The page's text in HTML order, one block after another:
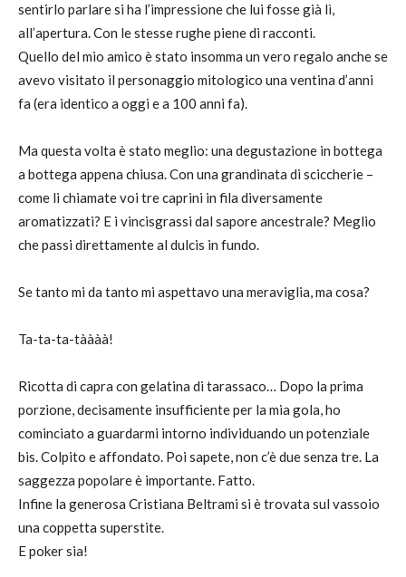
sentirlo parlare si ha l’impressione che lui fosse già lì,
all’apertura. Con le stesse rughe piene di racconti.
Quello del mio amico è stato insomma un vero regalo anche se
avevo visitato il personaggio mitologico una ventina d’anni
fa (era identico a oggi e a 100 anni fa).
Ma questa volta è stato meglio: una degustazione in bottega
a bottega appena chiusa. Con una grandinata di sciccherie –
come li chiamate voi tre caprini in fila diversamente
aromatizzati? E i vincisgrassi dal sapore ancestrale? Meglio
che passi direttamente al dulcis in fundo.
Se tanto mi da tanto mi aspettavo una meraviglia, ma cosa?
Ta-ta-ta-tàààà!
Ricotta di capra con gelatina di tarassaco… Dopo la prima
porzione, decisamente insufficiente per la mia gola, ho
cominciato a guardarmi intorno individuando un potenziale
bis. Colpito e affondato. Poi sapete, non c’è due senza tre. La
saggezza popolare è importante. Fatto.
Infine la generosa Cristiana Beltrami si è trovata sul vassoio
una coppetta superstite.
E poker sia!